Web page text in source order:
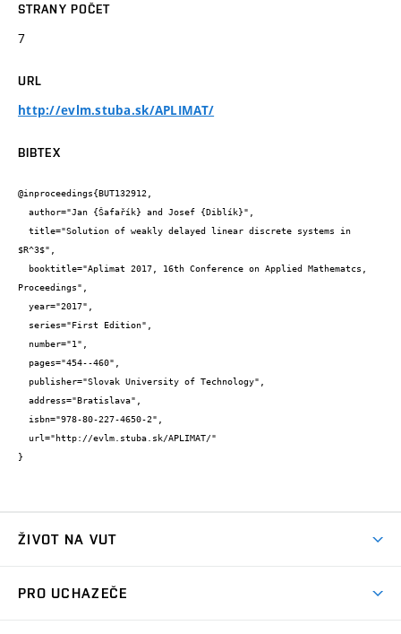
STRANY POČET
7
URL
http://evlm.stuba.sk/APLIMAT/
BIBTEX
@inproceedings{BUT132912,
$R^3$",
Proceedings",
}
ŽIVOT NA VUT
PRO UCHAZEČE